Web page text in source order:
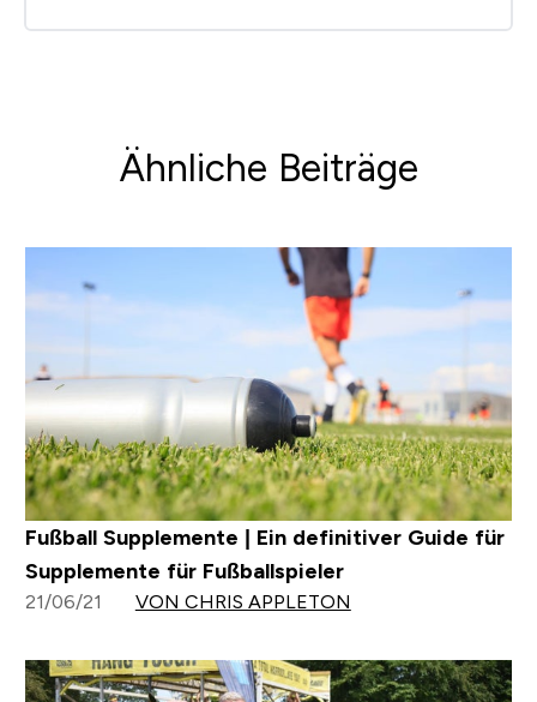
Ähnliche Beiträge
Fußball Supplemente | Ein definitiver Guide für
Supplemente für Fußballspieler
21/06/21 VON CHRIS APPLETON